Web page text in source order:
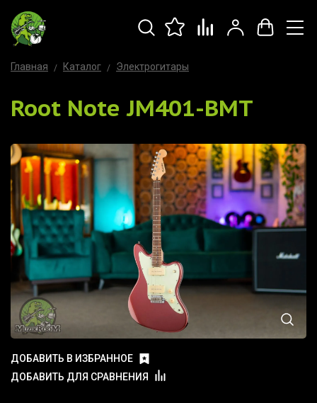
Главная Каталог Электрогитары
Root Note JM401-BMT
ДОБАВИТЬ В ИЗБРАННОЕ
ДОБАВИТЬ ДЛЯ СРАВНЕНИЯ